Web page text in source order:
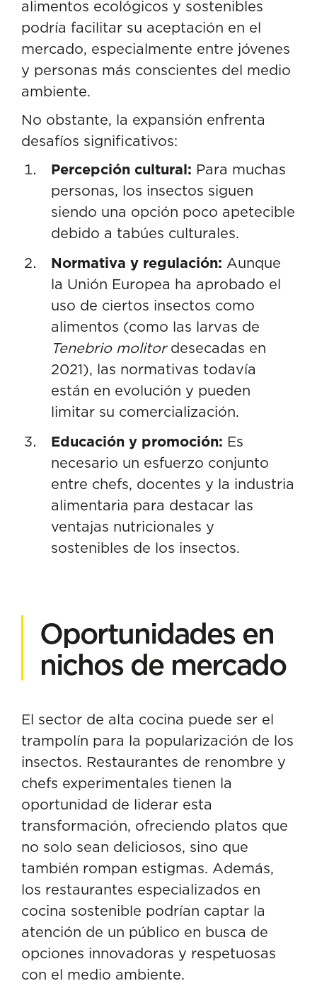
alimentos ecológicos y sostenibles
podría facilitar su aceptación en el
mercado, especialmente entre jóvenes
y personas más conscientes del medio
ambiente.
No obstante, la expansión enfrenta
desafíos significativos:
Percepción cultural: Para muchas
personas, los insectos siguen
siendo una opción poco apetecible
debido a tabúes culturales.
Normativa y regulación: Aunque
la Unión Europea ha aprobado el
uso de ciertos insectos como
alimentos (como las larvas de
Tenebrio molitordesecadas en
2021), las normativas todavía
están en evolución y pueden
limitar su comercialización.
Educación y promoción: Es
necesario un esfuerzo conjunto
entre chefs, docentes y la industria
alimentaria para destacar las
ventajas nutricionales y
sostenibles de los insectos.
Oportunidades en
nichos de mercado
El sector de alta cocina puede ser el
trampolín para la popularización de los
insectos. Restaurantes de renombre y
chefs experimentales tienen la
oportunidad de liderar esta
transformación, ofreciendo platos que
no solo sean deliciosos, sino que
también rompan estigmas. Además,
los restaurantes especializados en
cocina sostenible podrían captar la
atención de un público en busca de
opciones innovadoras y respetuosas
con el medio ambiente.